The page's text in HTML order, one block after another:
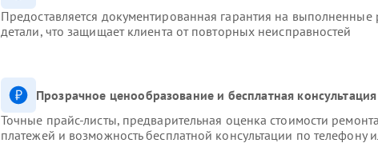
Предоставляется документированная гарантия на
детали, что защищает клиента от повторных неисправностей
Прозрачное ценообразование и бесплатная консультация
Точные прайс-листы, предварительная оценка стоимости
платежей и возможность бесплатной консультации по телефону